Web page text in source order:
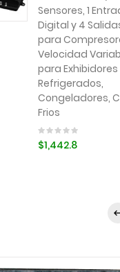
Sensores, 1
Digital y 4
para
Velocidad
para Exhibidores
Refrigerados,
Congeladores,
Frios
$1,442.8